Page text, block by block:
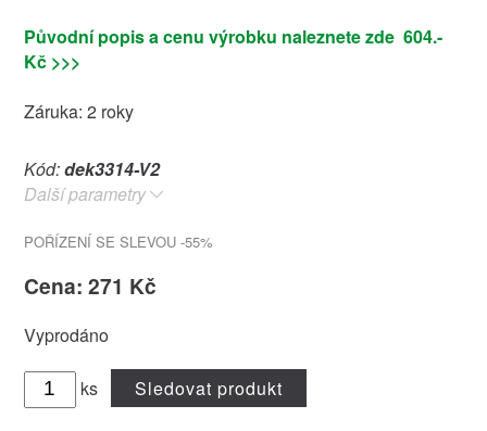
Původní popis a cenu výrobku naleznete zde 604.-
Kč >>>
Záruka: 2 roky
Kód:dek3314-V2
Další parametry
POŘÍZENÍ SE SLEVOU -55%
Cena: 271 Kč
Vyprodáno
ks Sledovat produkt